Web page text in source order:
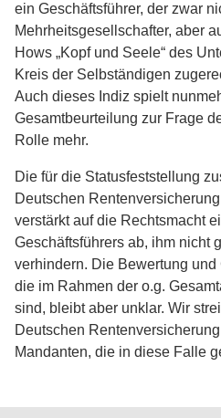
ein Geschäftsführer, der zwar
Mehrheitsgesellschafter, aber
Hows „Kopf und Seele“ des
Kreis der Selbständigen
Auch dieses Indiz spielt
Gesamtbeurteilung zur Frage
Rolle mehr.
Die für die Statusfeststellung
Deutschen
verstärkt auf die Rechtsmacht
Geschäftsführers ab, ihm nicht
verhindern. Die Bewertung
die im Rahmen der o.g.
sind, bleibt aber unklar. Wir
Deutschen
Mandanten, die in diese Falle